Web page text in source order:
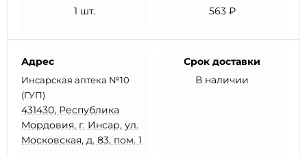
1 шт.
563 ₽
Адрес
Инсарская аптека №10
(ГУП)
431430, Республика
Мордовия, г. Инсар, ул.
Московская, д. 83, пом. 1
Срок доставки
В наличии